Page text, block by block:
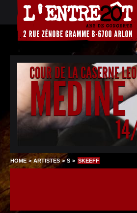
COUR DE LA CASERNE
MEDINE
HOME >ARTISTES>S > SKEEFF